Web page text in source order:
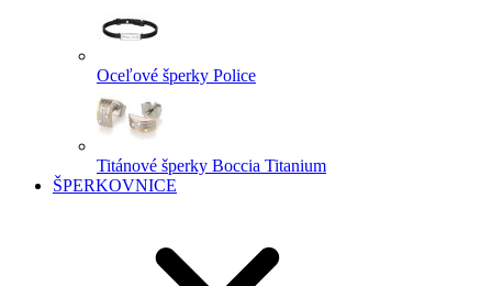
Oceľové šperky Police
Titánové šperky Boccia Titanium
ŠPERKOVNICE